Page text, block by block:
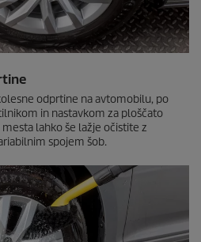
odprtine na avtomobilu, po
in nastavkom za ploščato
lahko še lažje očistite z
spojem šob.